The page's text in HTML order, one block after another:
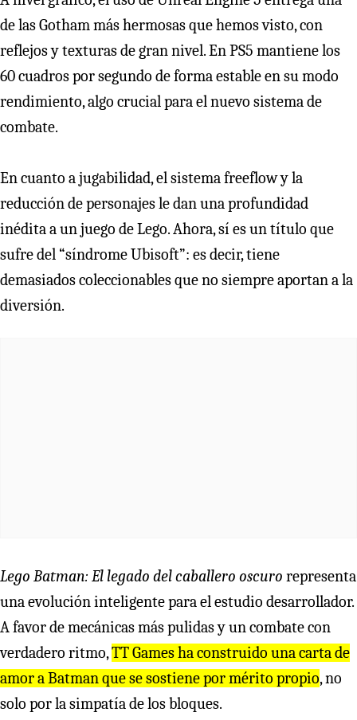
de las Gotham más hermosas que hemos visto, con
reflejos y texturas de gran nivel. En PS5 mantiene los
60 cuadros por segundo de forma estable en su modo
rendimiento, algo crucial para el nuevo sistema de
combate.
En cuanto a jugabilidad, el sistema freeflow y la
reducción de personajes le dan una profundidad
inédita a un juego de Lego. Ahora, sí es un título que
sufre del “síndrome Ubisoft”: es decir, tiene
demasiados coleccionables que no siempre aportan a la
diversión.
Lego Batman: El legado del caballero oscuro representa
una evolución inteligente para el estudio desarrollador.
A favor de mecánicas más pulidas y un combate con
verdadero ritmo,TT Games ha construido una carta de
amor a Batman que se sostiene por mérito propio, no
solo por la simpatía de los bloques.